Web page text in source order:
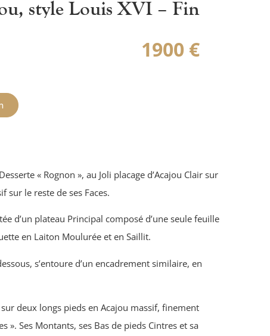
style Louis XVI – Fin
1900 €
« Rognon », au Joli placage d’Acajou Clair sur
sur le reste de ses Faces.
d’un plateau Principal composé d’une seule feuille
en Laiton Moulurée et en Saillit.
s’entoure d’un encadrement similaire, en
deux longs pieds en Acajou massif, finement
». Ses Montants, ses Bas de pieds Cintres et sa